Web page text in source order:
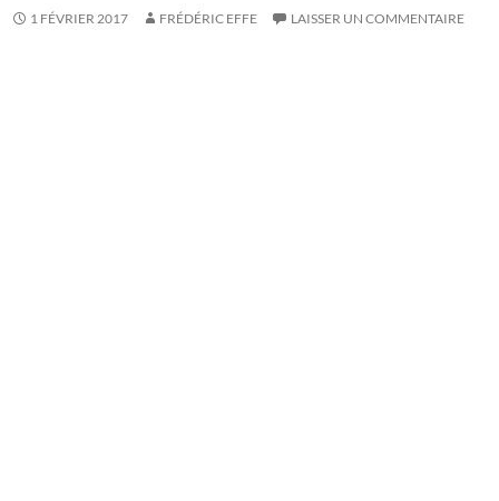
1 FÉVRIER 2017 FRÉDÉRIC EFFE LAISSER UN COMMENTAIRE